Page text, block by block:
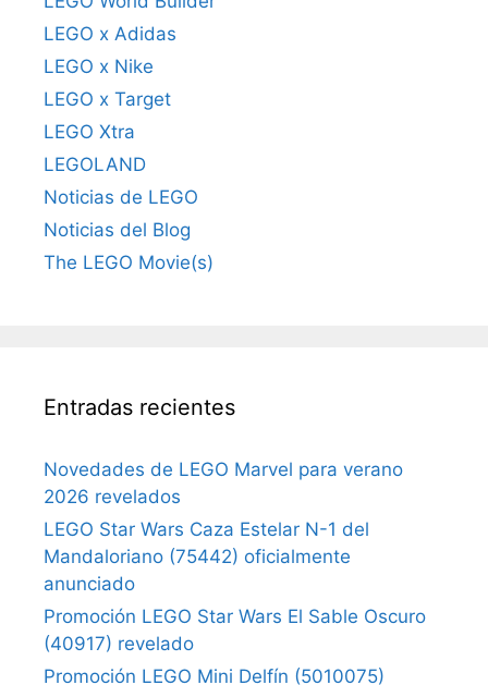
LEGO x Adidas
LEGO x Nike
LEGO x Target
LEGO Xtra
LEGOLAND
Noticias de LEGO
Noticias del Blog
The LEGO Movie(s)
Entradas recientes
Novedades de LEGO Marvel para verano
2026 revelados
LEGO Star Wars Caza Estelar N-1 del
Mandaloriano (75442) oficialmente
anunciado
Promoción LEGO Star Wars El Sable Oscuro
(40917) revelado
Promoción LEGO Mini Delfín (5010075)